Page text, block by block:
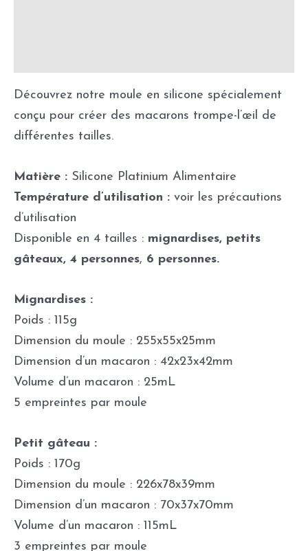
Découvrez notre moule en silicone spécialement
conçu pour créer des macarons trompe-l’œil de
différentes tailles.
Matière : Silicone Platinium Alimentaire
Température d’utilisation : voir les précautions
d’utilisation
Disponible en 4 tailles : mignardises, petits
gâteaux, 4 personnes, 6 personnes.
Mignardises :
Poids : 115g
Dimension du moule : 255x55x25mm
Dimension d’un macaron : 42x23x42mm
Volume d’un macaron : 25mL
5 empreintes par moule
Petit gâteau :
Poids : 170g
Dimension du moule : 226x78x39mm
Dimension d’un macaron : 70x37x70mm
Volume d’un macaron : 115mL
3 empreintes par moule